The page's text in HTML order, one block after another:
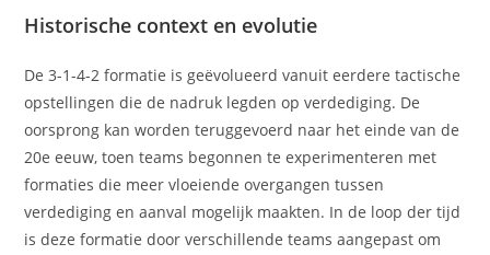
Historische context en evolutie
De 3-1-4-2 formatie is geëvolueerd vanuit eerdere tactische
opstellingen die de nadruk legden op verdediging. De
oorsprong kan worden teruggevoerd naar het einde van de
20e eeuw, toen teams begonnen te experimenteren met
formaties die meer vloeiende overgangen tussen
verdediging en aanval mogelijk maakten. In de loop der tijd
is deze formatie door verschillende teams aangepast om